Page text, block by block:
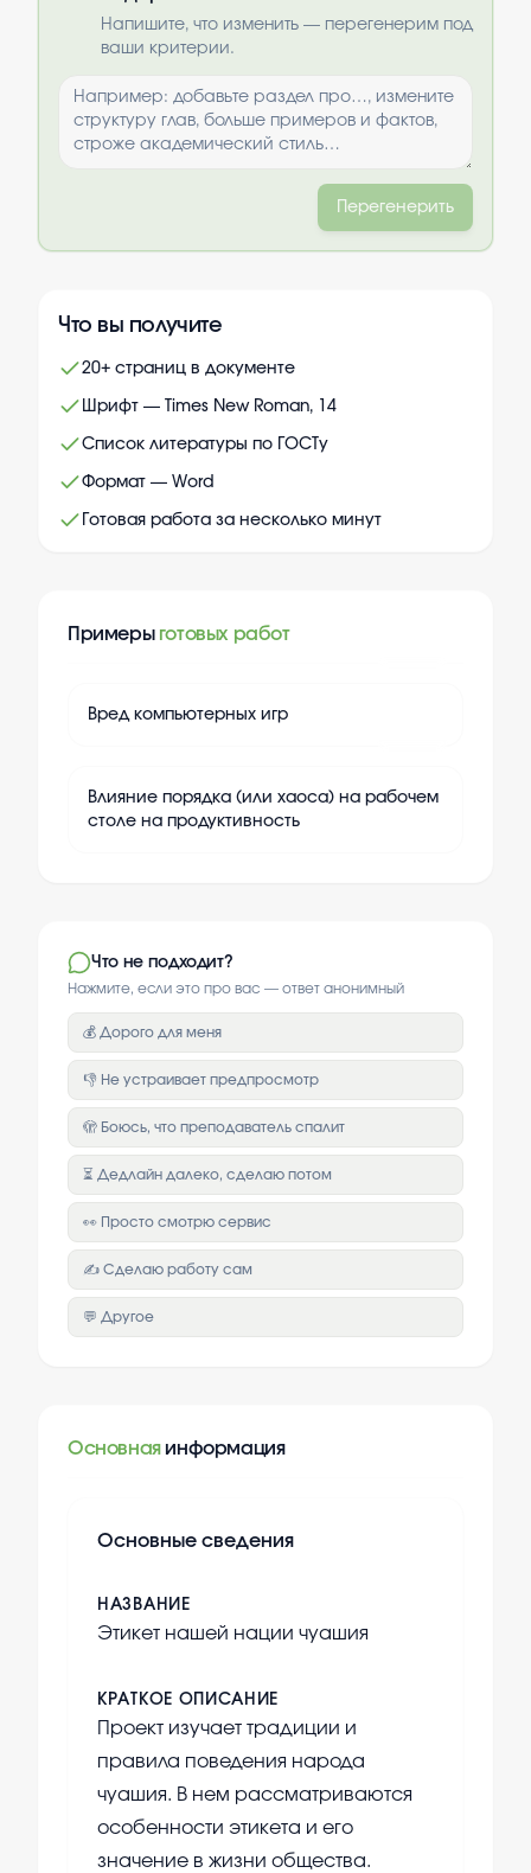
Напишите, что изменить — перегенерим под
ваши критерии.
Перегенерить
Что вы получите
20+ страниц в документе
Шрифт — Times New Roman, 14
Список литературы по ГОСТу
Формат — Word
Готовая работа за несколько минут
Примеры готовых работ
Вред компьютерных игр
Влияние порядка (или хаоса) на рабочем
столе на продуктивность
Что не подходит?
Нажмите, если это про вас — ответ анонимный
💰 Дорого для меня
👎 Не устраивает предпросмотр
🫣 Боюсь, что преподаватель спалит
⏳ Дедлайн далеко, сделаю потом
👀 Просто смотрю сервис
✍️ Сделаю работу сам
💬 Другое
Основная информация
Основные сведения
НАЗВАНИЕ
Этикет нашей нации чуашия
КРАТКОЕ ОПИСАНИЕ
Проект изучает традиции и
правила поведения народа
чуашия. В нем рассматриваются
особенности этикета и его
значение в жизни общества.